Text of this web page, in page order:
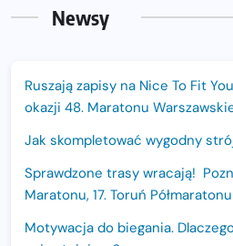
Newsy
Ruszają zapisy na Nice To Fit
okazji 48. Maratonu
Jak skompletować wygodny
Sprawdzone trasy wracają!
Maratonu, 17. Toruń
Motywacja do biegania.